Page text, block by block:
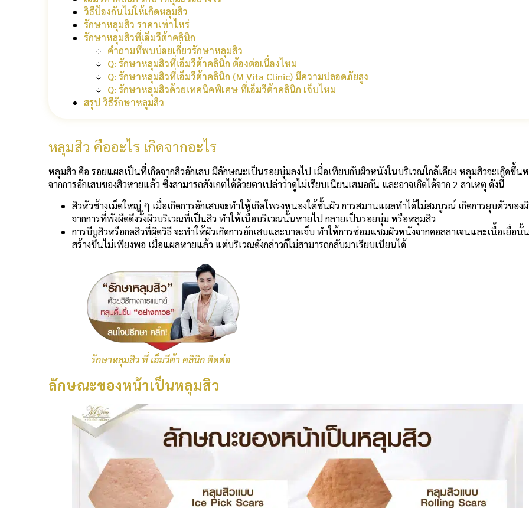
วิธีป้องกันไม่ให้เกิดหลุมสิว
รักษาหลุมสิว ราคาเท่าไหร่
รักษาหลุมสิวที่เอ็มวีต้าคลินิก
คำถามที่พบบ่อยเกี่ยวรักษาหลุมสิว
Q: รักษาหลุมสิวที่เอ็มวีต้าคลินิก ต้องต่อเนื่องไหม
Q: รักษาหลุมสิวที่เอ็มวีต้าคลินิก (M Vita Clinic) มีความปลอดภัยสูง
Q: รักษาหลุมสิวด้วยเทคนิคพิเศษ ที่เอ็มวีต้าคลินิก เจ็บไหม
สรุป วิธีรักษาหลุมสิว
หลุมสิว คืออะไร เกิดจากอะไร
หลุมสิว คือ รอยแผลเป็นที่เกิดจากสิวอักเสบ มีลักษณะเป็นรอยบุ๋มลงไป เมื่อเทียบกับผิวหนังในบริเวณใกล้เคียง หลุมสิวจะเกิดขึ้น
จากการอักเสบของสิวหายแล้ว ซึ่งสามารถสังเกตได้ด้วยตาเปล่าว่าดูไม่เรียบเนียนเสมอกัน และอาจเกิดได้จาก 2 สาเหตุ ดังนี้
สิวหัวช้างเม็ดใหญ่ ๆ เมื่อเกิดการอักเสบจะทำให้เกิดโพรงหนองใต้ชั้นผิว การสมานแผลทำได้ไม่สมบูรณ์ เกิดการยุบตัวของ
จากการที่พังผืดดึงรั้งผิวบริเวณที่เป็นสิว ทำให้เนื้อบริเวณนั้นหายไป กลายเป็นรอยบุ๋ม หรือหลุมสิว
การบีบสิวหรือกดสิวที่ผิดวิธี จะทำให้ผิวเกิดการอักเสบและบาดเจ็บ ทำให้การซ่อมแซมผิวหนังจากคอลลาเจนและเนื้อเยื่อนั้น
สร้างขึ้นไม่เพียงพอ เมื่อแผลหายแล้ว แต่บริเวณดังกล่าวก็ไม่สามารถกลับมาเรียบเนียนได้
รักษาหลุมสิว ที่ เอ็มวีต้า คลินิก ติดต่อ
ลักษณะของหน้าเป็นหลุมสิว